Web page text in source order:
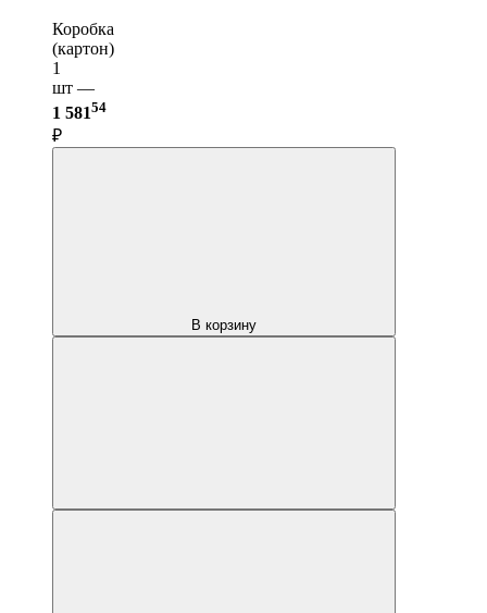
Коробка
(картон)
1
шт —
1 58154
₽
В корзину